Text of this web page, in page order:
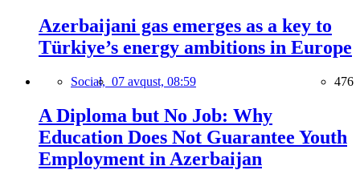
Azerbaijani gas emerges as a key to
Türkiye’s energy ambitions in Europe
Social, 07 avqust, 08:59 476
A Diploma but No Job: Why
Education Does Not Guarantee Youth
Employment in Azerbaijan